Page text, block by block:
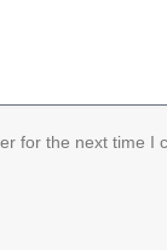
for the next time I